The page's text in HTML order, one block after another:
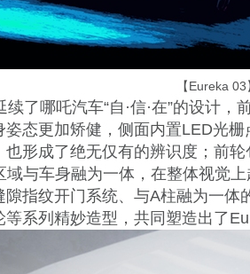
【Eureka 03
续了哪吒汽车“自·信·在”的设计
姿态更加矫健，侧面内置LED光
也形成了绝无仅有的辨识度；前
域与车身融为一体，在整体视觉
隙指纹开门系统、与A柱融为一体
系列精妙造型，共同塑造出了